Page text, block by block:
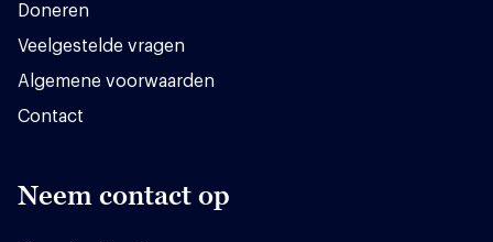
Doneren
Veelgestelde vragen
Algemene voorwaarden
Contact
Neem contact op